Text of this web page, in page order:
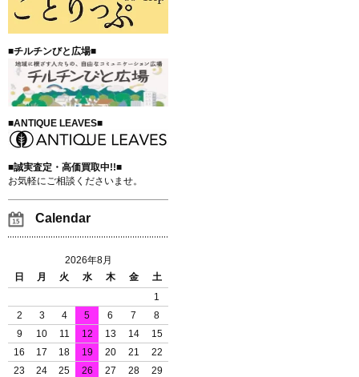
■チルチンびと広場■
■ANTIQUE LEAVES■
■誠実査定・高価買取中!!■
お気軽にご相談くださいませ。
Calendar
2026年8月
日
月 火 水 木 金
土
1
2
3 4 5 6 7
8
9
10 11 12 13 14
15
16
17 18 19 20 21
22
23
24 25 26 27 28
29